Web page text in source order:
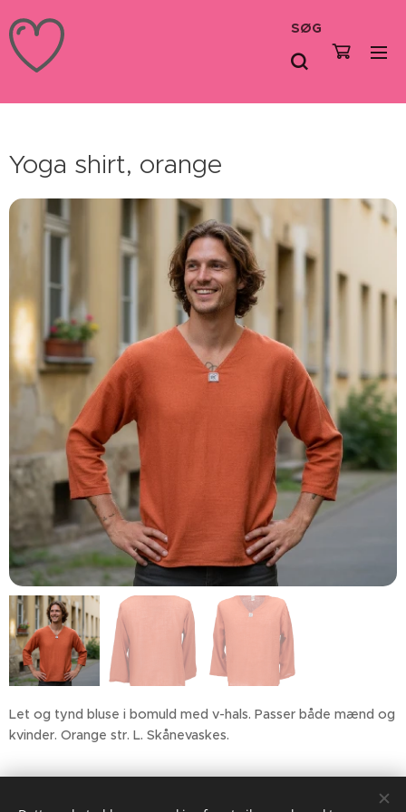
SØG
Yoga shirt, orange
Let og tynd bluse i bomuld med v-hals. Passer både mænd og
kvinder. Orange str. L. Skånevaskes.